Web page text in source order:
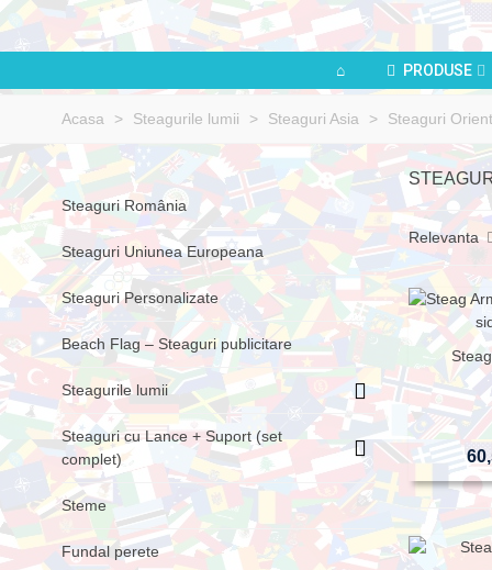
PRODUSE
Acasa > Steagurile lumii > Steaguri Asia > Steaguri
Steaguri România
Steaguri Uniunea Europeana
Steaguri Personalizate
Beach Flag – Steaguri publicitare
Steagurile lumii
Steaguri cu Lance + Suport (set
complet)
Steme
Fundal perete
Relevanta